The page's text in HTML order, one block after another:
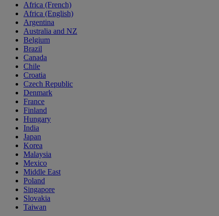
Africa (French)
Africa (English)
Argentina
Australia and NZ
Belgium
Brazil
Canada
Chile
Croatia
Czech Republic
Denmark
France
Finland
Hungary
India
Japan
Korea
Malaysia
Mexico
Middle East
Poland
Singapore
Slovakia
Taiwan